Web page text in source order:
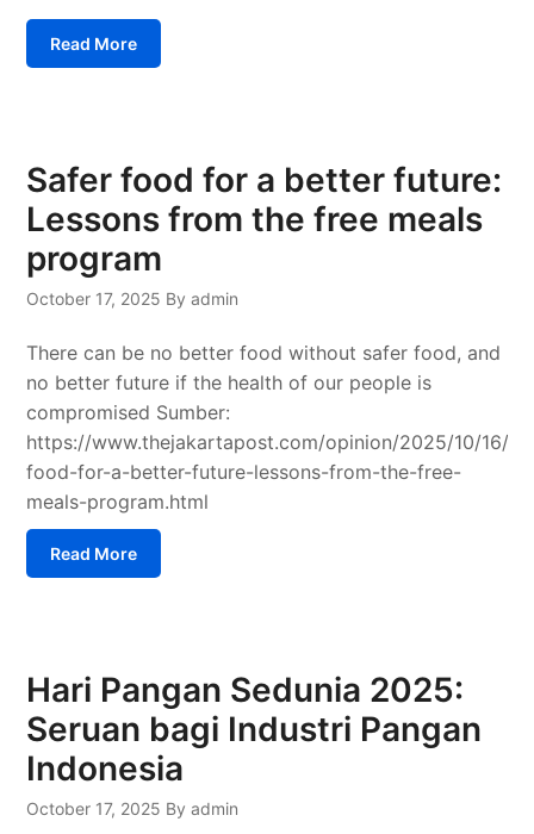
Read More
Safer food for a better future:
Lessons from the free meals
program
October 17, 2025 By admin
There can be no better food without safer food, and
no better future if the health of our people is
compromised Sumber:
https://www.thejakartapost.com/opinion/2025/10/16/
food-for-a-better-future-lessons-from-the-free-
meals-program.html
Read More
Hari Pangan Sedunia 2025:
Seruan bagi Industri Pangan
Indonesia
October 17, 2025 By admin